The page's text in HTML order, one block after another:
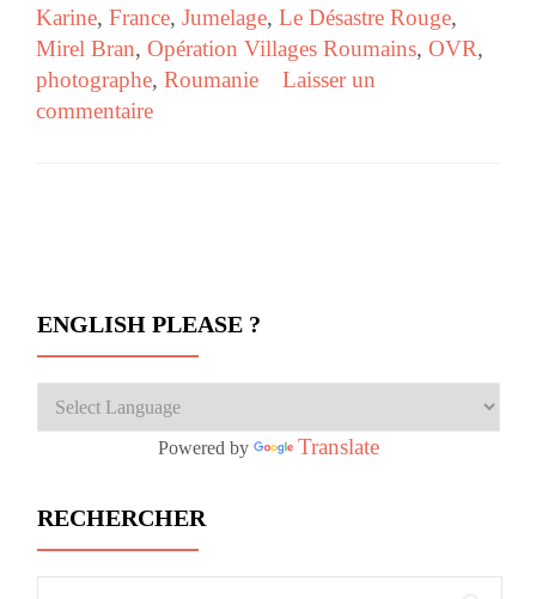
Karine, France, Jumelage, Le Désastre Rouge,
Mirel Bran, Opération Villages Roumains, OVR,
photographe, Roumanie
Laisser un
commentaire
ENGLISH PLEASE ?
Powered by Translate
RECHERCHER